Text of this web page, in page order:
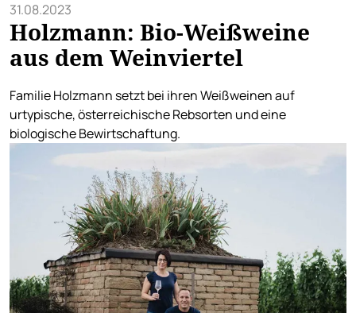
31.08.2023
Holzmann: Bio-Weißweine
aus dem Weinviertel
Familie Holzmann setzt bei ihren Weißweinen auf
urtypische, österreichische Rebsorten und eine
biologische Bewirtschaftung.